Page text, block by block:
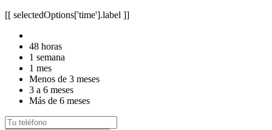
[[ selectedOptions['time'].label ]]
48 horas
1 semana
1 mes
Menos de 3 meses
3 a 6 meses
Más de 6 meses